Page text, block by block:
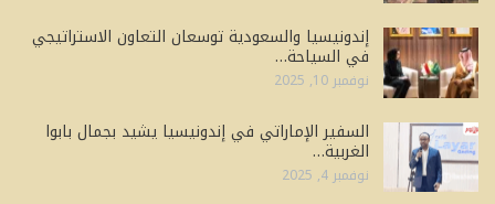
إندونيسيا والسعودية توسعان التعاون الاستراتيجي
في السياحة…
نوفمبر 10, 2025
السفير الإماراتي في إندونيسيا يشيد بجمال بابوا
الغربية…
نوفمبر 4, 2025